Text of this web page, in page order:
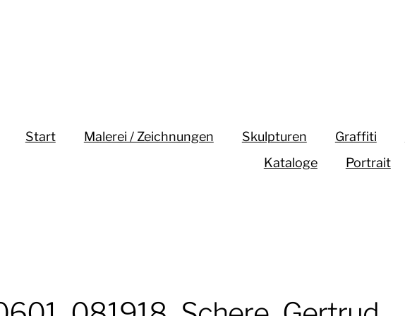
Start Malerei / Zeichnungen Skulpturen Graffiti
Kataloge
Portrait